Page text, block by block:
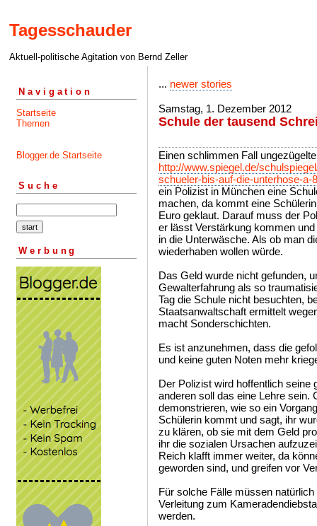
Tagesschauder
Aktuell-politische Agitation von Bernd Zeller
Navigation
Startseite
Themen
Blogger.de Startseite
Suche
Werbung
... newer stories
Samstag, 1. Dezember 2012
Schule der tausend
Einen schlimmen Fall
http://www.spiegel.de/
schueler-bis-auf-die-unterhose-a-
ein Polizist in München eine
machen, da kommt eine
Euro geklaut. Darauf muss der
er lässt Verstärkung kommen
in die Unterwäsche. Als ob man
wiederhaben wollen würde.
Das Geld wurde nicht gefunden,
Gewalterfahrung als so
Tag die Schule nicht besuchten,
Staatsanwaltschaft ermittelt
macht Sonderschichten.
Es ist anzunehmen, dass die
und keine guten Noten mehr
Der Polizist wird hoffentlich seine
anderen soll das eine Lehre sein.
demonstrieren, wie so ein
Schülerin kommt und sagt, ihr
zu klären, ob sie mit dem Geld
ihr die sozialen Ursachen
Reich klafft immer weiter, da
geworden sind, und greifen vor
Für solche Fälle müssen
Verleitung zum
werden.